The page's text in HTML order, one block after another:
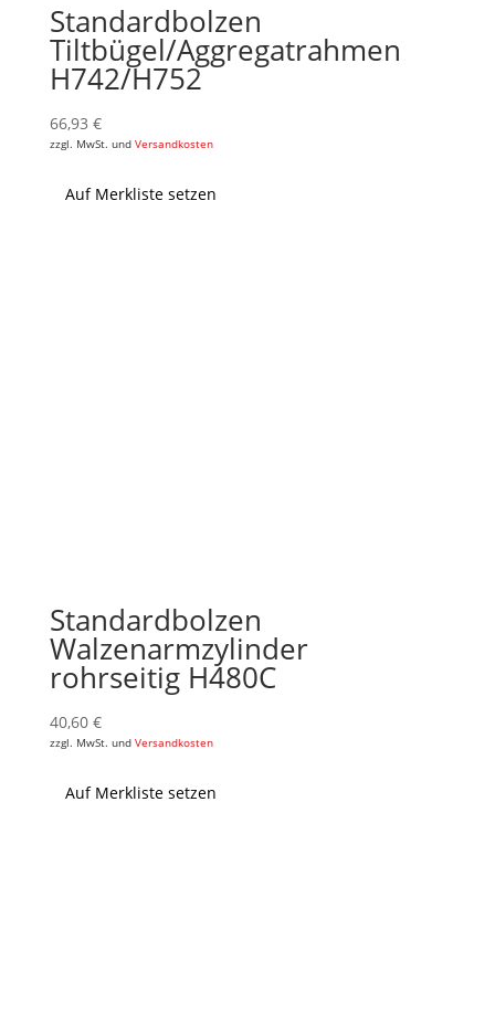
Standardbolzen
Tiltbügel/Aggregatrahmen
H742/H752
66,93 €
zzgl. MwSt. und Versandkosten
Auf Merkliste setzen
Standardbolzen
Walzenarmzylinder
rohrseitig H480C
40,60 €
zzgl. MwSt. und Versandkosten
Auf Merkliste setzen